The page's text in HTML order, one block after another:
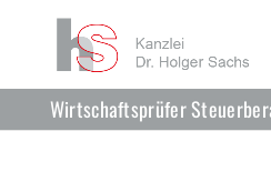
Wirtschaftsprüfer